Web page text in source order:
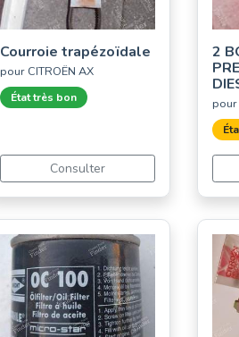
Courroie trapézoïdale
pour CITROËN AX
État très bon
Consulter
2
pour